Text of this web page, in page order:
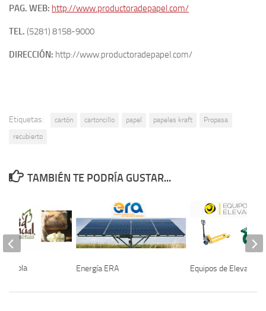
PAG. WEB: http://www.productoradepapel.com/
TEL. (5281) 8158-9000
DIRECCIÓN: http://www.productoradepapel.com/
Etiquetas: cartón cartoncillo papel papeles kraft
Propasa
recubierto
TAMBIÉN TE PODRÍA GUSTAR...
Energía ERA Equipos de Elevación
Puebla